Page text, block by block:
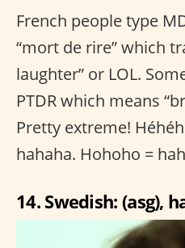
French people type
“mort de rire” which
laughter” or LOL.
PTDR which means
Pretty extreme!
hahaha. Hohoho =
14. Swedish: (asg),